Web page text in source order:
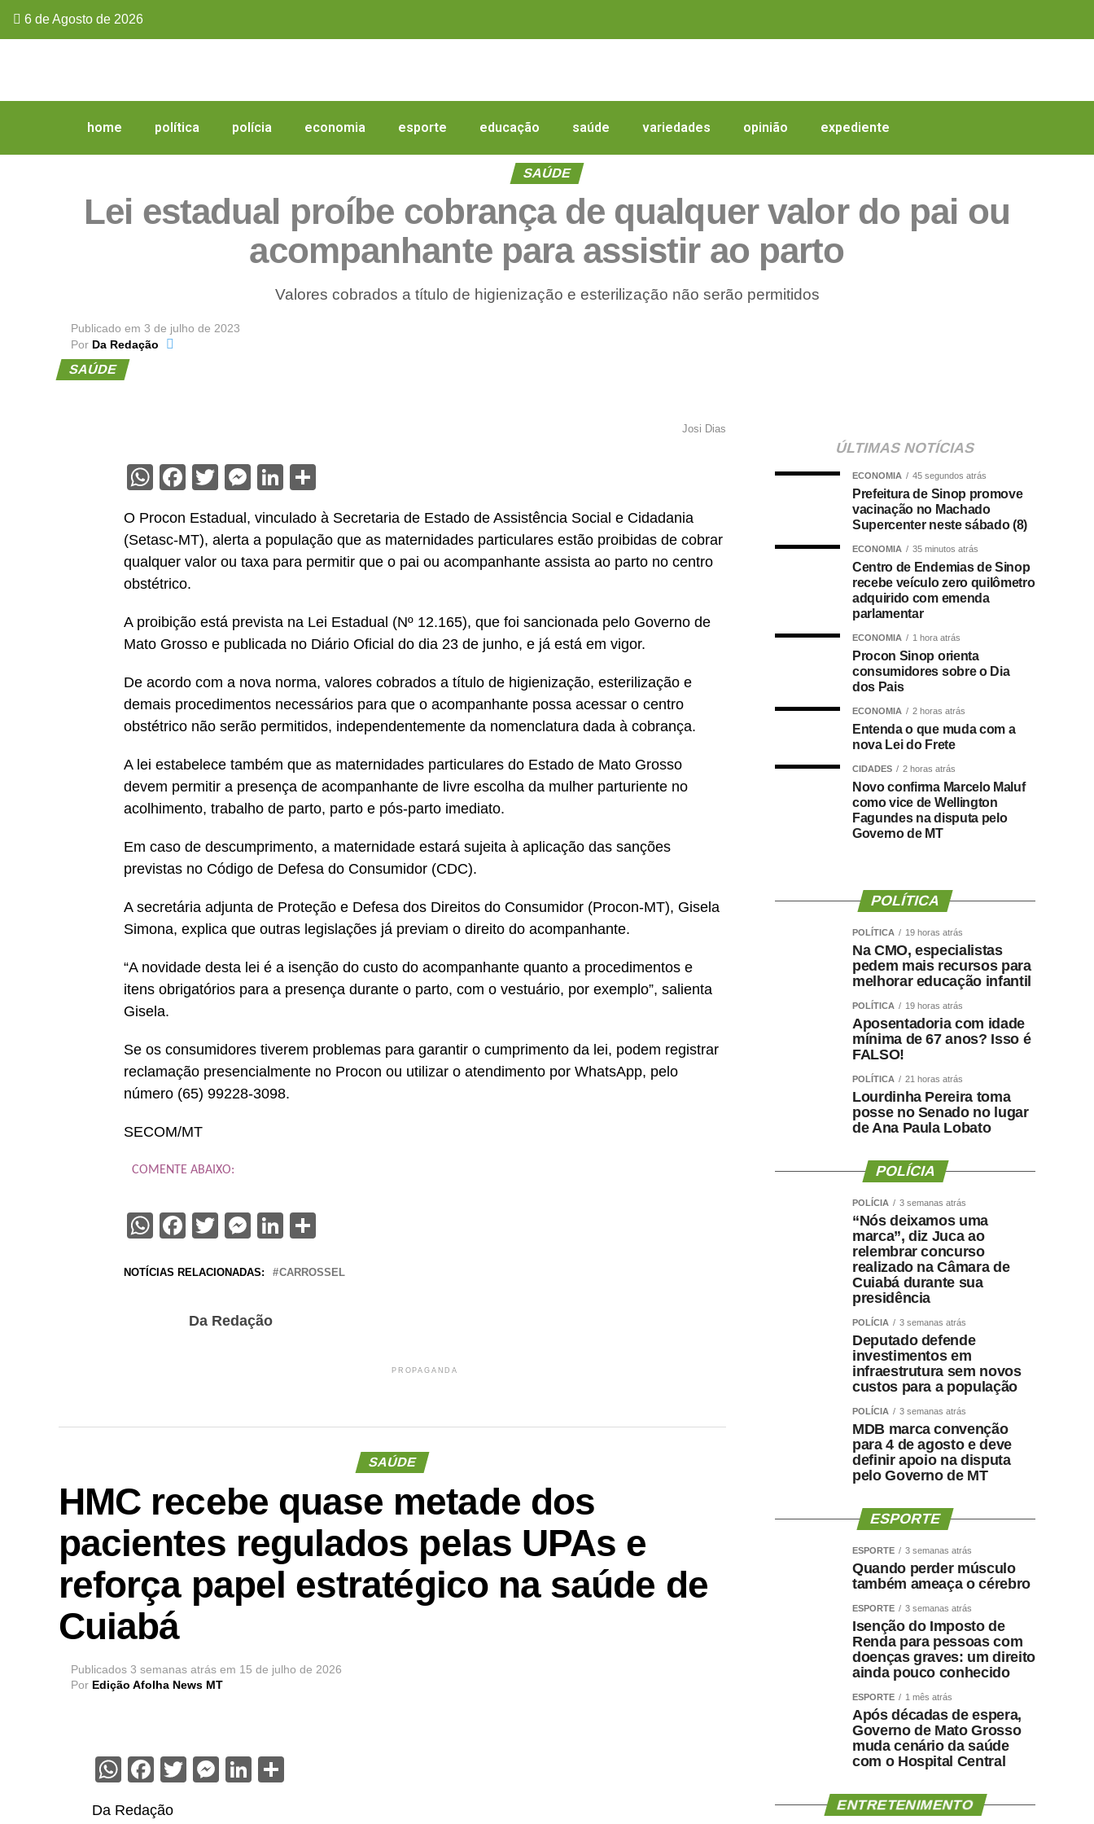
6 de Agosto de 2026
home política polícia economia esporte educação saúde variedades opinião expediente
SAÚDE
Lei estadual proíbe cobrança de qualquer valor do pai ou
acompanhante para assistir ao parto
Valores cobrados a título de higienização e esterilização não serão permitidos
Publicado em 3 de julho de 2023
Por Da Redação
SAÚDE
Josi Dias
WhatsApp
Facebook
Twitter
Messenger
LinkedIn
O Procon Estadual, vinculado à Secretaria de Estado de Assistência Social e Cidadania
(Setasc-MT), alerta a população que as maternidades particulares estão proibidas de cobrar
qualquer valor ou taxa para permitir que o pai ou acompanhante assista ao parto no centro
obstétrico.
A proibição está prevista na Lei Estadual (Nº 12.165), que foi sancionada pelo Governo de
Mato Grosso e publicada no Diário Oficial do dia 23 de junho, e já está em vigor.
De acordo com a nova norma, valores cobrados a título de higienização, esterilização e
demais procedimentos necessários para que o acompanhante possa acessar o centro
obstétrico não serão permitidos, independentemente da nomenclatura dada à cobrança.
A lei estabelece também que as maternidades particulares do Estado de Mato Grosso
devem permitir a presença de acompanhante de livre escolha da mulher parturiente no
acolhimento, trabalho de parto, parto e pós-parto imediato.
Em caso de descumprimento, a maternidade estará sujeita à aplicação das sanções
previstas no Código de Defesa do Consumidor (CDC).
A secretária adjunta de Proteção e Defesa dos Direitos do Consumidor (Procon-MT), Gisela
Simona, explica que outras legislações já previam o direito do acompanhante.
“A novidade desta lei é a isenção do custo do acompanhante quanto a procedimentos e
itens obrigatórios para a presença durante o parto, com o vestuário, por exemplo”, salienta
Gisela.
Se os consumidores tiverem problemas para garantir o cumprimento da lei, podem registrar
reclamação presencialmente no Procon ou utilizar o atendimento por WhatsApp, pelo
número (65) 99228-3098.
SECOM/MT
COMENTE ABAIXO:
WhatsApp
Facebook
Twitter
Messenger
LinkedIn
NOTÍCIAS RELACIONADAS: CARROSSEL
Da Redação
PROPAGANDA
SAÚDE
HMC recebe quase metade dos
pacientes regulados pelas UPAs e
reforça papel estratégico na saúde de
Cuiabá
Publicados 3 semanas atrás em 15 de julho de 2026
Por Edição Afolha News MT
WhatsApp
Facebook
Twitter
Messenger
LinkedIn
Da Redação
ÚLTIMAS NOTÍCIAS
ECONOMIA 45 segundos atrás
Prefeitura de Sinop promove
vacinação no Machado
Supercenter neste sábado (8)
ECONOMIA 35 minutos atrás
Centro de Endemias de Sinop
recebe veículo zero quilômetro
adquirido com emenda
parlamentar
ECONOMIA 1 hora atrás
Procon Sinop orienta
consumidores sobre o Dia
dos Pais
ECONOMIA 2 horas atrás
Entenda o que muda com a
nova Lei do Frete
CIDADES 2 horas atrás
Novo confirma Marcelo Maluf
como vice de Wellington
Fagundes na disputa pelo
Governo de MT
POLÍTICA
POLÍTICA 19 horas atrás
Na CMO, especialistas
pedem mais recursos para
melhorar educação infantil
POLÍTICA 19 horas atrás
Aposentadoria com idade
mínima de 67 anos? Isso é
FALSO!
POLÍTICA 21 horas atrás
Lourdinha Pereira toma
posse no Senado no lugar
de Ana Paula Lobato
POLÍCIA
POLÍCIA 3 semanas atrás
“Nós deixamos uma
marca”, diz Juca ao
relembrar concurso
realizado na Câmara de
Cuiabá durante sua
presidência
POLÍCIA 3 semanas atrás
Deputado defende
investimentos em
infraestrutura sem novos
custos para a população
POLÍCIA 3 semanas atrás
MDB marca convenção
para 4 de agosto e deve
definir apoio na disputa
pelo Governo de MT
ESPORTE
ESPORTE 3 semanas atrás
Quando perder músculo
também ameaça o cérebro
ESPORTE 3 semanas atrás
Isenção do Imposto de
Renda para pessoas com
doenças graves: um direito
ainda pouco conhecido
ESPORTE 1 mês atrás
Após décadas de espera,
Governo de Mato Grosso
muda cenário da saúde
com o Hospital Central
ENTRETENIMENTO